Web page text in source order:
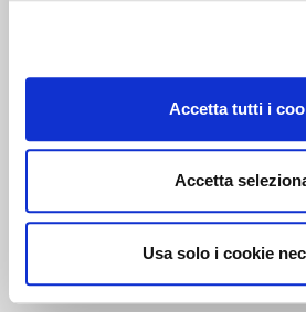
Accetta tutti i
Accetta
Usa solo i cookie